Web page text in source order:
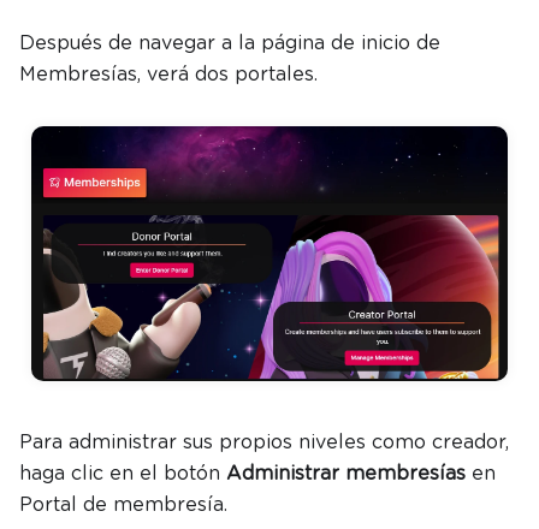
Después de navegar a la página de inicio de
Membresías, verá dos portales.
Para administrar sus propios niveles como creador,
haga clic en el botón Administrar membresías en
Portal de membresía.